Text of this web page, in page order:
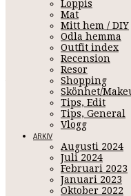
Loppis
Mat
Mitt hem / DIY
Odla hemma
Outfit index
Recension
Resor
Shopping
Skönhet/
Tips, Edit
Tips, General
Vlogg
ARKIV
Augusti 2024
Juli 2024
Februari 2023
Januari 2023
Oktober 2022
Januari 31, 2019 14:04
För cirka 1 vecka sen så
har jag faktiskt redan..